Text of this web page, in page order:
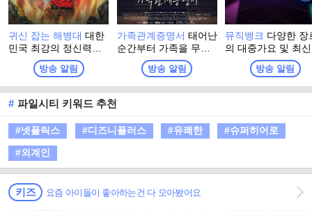
귀신 잡는 해병대대한
민국 최강의 정신력을
자부하는 해병대 출신
들이 모여, 이번엔 진짜
귀신을 잡으러 심령 스
폿으로 떠난다! 실제 무
속인들이 경험한 기이
한 사건과 금기, 그리고
사람들 사이에 떠도는
괴담을 눈앞에서 확인
하는 한여름 납량 오컬
트 수색 버라이어티!
방송 알림
가족관계증명서 태어난
순간부터 가족을 무너
뜨린 존재로 낙인찍힌
한 아이와, 냉혹한 편견
과 운명에 맞서 자신의
마
방송 알림
뮤직뱅크 다양한 장
의 대중가요 및 최
악 정보를 전달하는
품격 가요 쇼 프로
방송 알림
# 파일시티 키워드 추천
#넷플릭스 #디즈니플러스 #유쾌한
#슈퍼히어로
#외계인
키즈 요즘 아이들이 좋아하는건 다 모아봤어요